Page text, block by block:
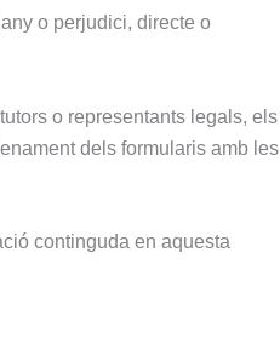
o perjudici, directe o
o representants legals, els
dels formularis amb les
continguda en aquesta